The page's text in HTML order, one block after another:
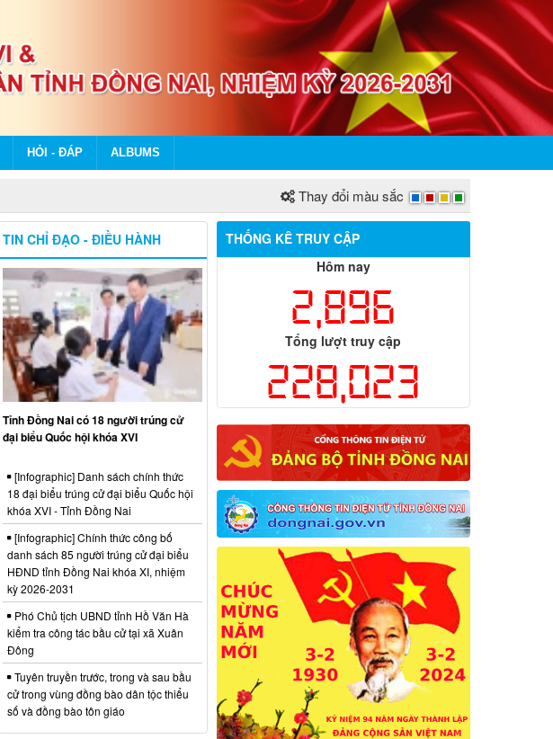
HỎI - ĐÁP ALBUMS
Thay đổi màu sắc
THỐNG KÊ TRUY CẬP
Hôm nay
2,896
Tổng lượt truy cập
228,023
TIN CHỈ ĐẠO - ĐIỀU HÀNH
Tỉnh Đồng Nai có 18 người trúng cử
đại biểu Quốc hội khóa XVI
[Infographic] Danh sách chính thức
18 đại biểu trúng cử đại biểu Quốc hội
khóa XVI - Tỉnh Đồng Nai
[Infographic] Chính thức công bố
danh sách 85 người trúng cử đại biểu
HĐND tỉnh Đồng Nai khóa XI, nhiệm
kỳ 2026-2031
Phó Chủ tịch UBND tỉnh Hồ Văn Hà
kiểm tra công tác bầu cử tại xã Xuân
Đông
Tuyên truyền trước, trong và sau bầu
cử trong vùng đồng bào dân tộc thiểu
số và đồng bào tôn giáo